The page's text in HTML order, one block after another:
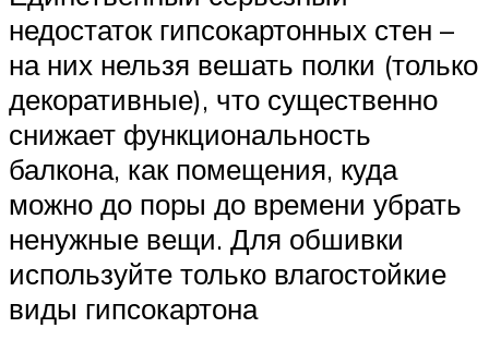
недостаток гипсокартонных стен –
на них нельзя вешать полки (только
декоративные), что существенно
снижает функциональность
балкона, как помещения, куда
можно до поры до времени убрать
ненужные вещи. Для обшивки
используйте только влагостойкие
виды гипсокартона